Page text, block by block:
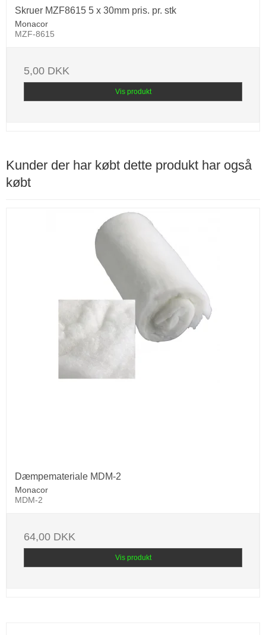
Skruer MZF8615 5 x 30mm pris. pr. stk
Monacor
MZF-8615
5,00 DKK
Vis produkt
Kunder der har købt dette produkt har også
købt
Dæmpemateriale MDM-2
Monacor
MDM-2
64,00 DKK
Vis produkt